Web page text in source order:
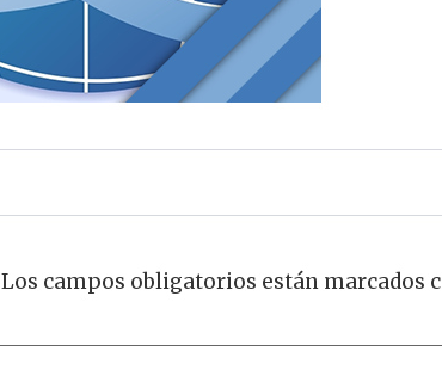
Los campos obligatorios están marcados